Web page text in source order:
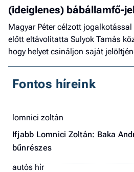
(ideiglenes) bábállamfő-
Magyar Péter célzott
előtt eltávolítatta Sulyok Tamás
hogy helyet csináljon saját
Fontos híreink
lomnici zoltán
Ifjabb Lomnici Zoltán: Baka
bűnrészes
autós hír